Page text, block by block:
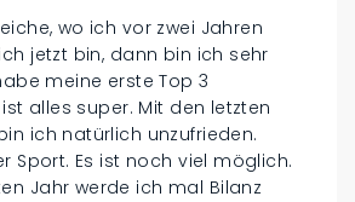
wo ich vor zwei Jahren
jetzt bin, dann bin ich sehr
meine erste Top 3
alles super. Mit den letzten
ich natürlich unzufrieden.
Sport. Es ist noch viel möglich.
Jahr werde ich mal Bilanz